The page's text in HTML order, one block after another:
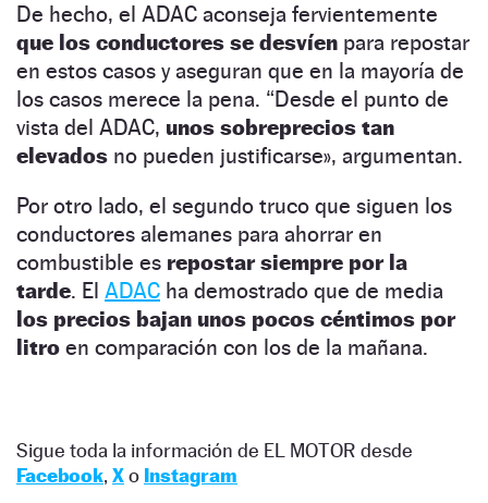
De hecho, el ADAC aconseja fervientemente
que los conductores se desvíen para repostar
en estos casos y aseguran que en la mayoría de
los casos merece la pena. “Desde el punto de
vista del ADAC, unos sobreprecios tan
elevados no pueden justificarse», argumentan.
Por otro lado, el segundo truco que siguen los
conductores alemanes para ahorrar en
combustible es repostar siempre por la
tarde. El ADAC ha demostrado que de media
los precios bajan unos pocos céntimos por
litro en comparación con los de la mañana.
Sigue toda la información de EL MOTOR desde
Facebook, Xo Instagram